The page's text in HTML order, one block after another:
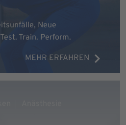
Neue
Train. Perform.
MEHR ERFAHREN